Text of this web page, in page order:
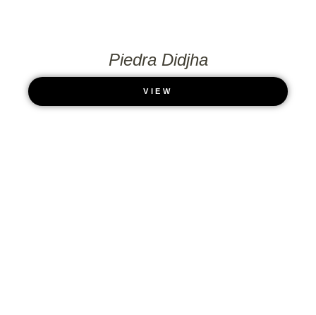
Piedra Didjha
VIEW